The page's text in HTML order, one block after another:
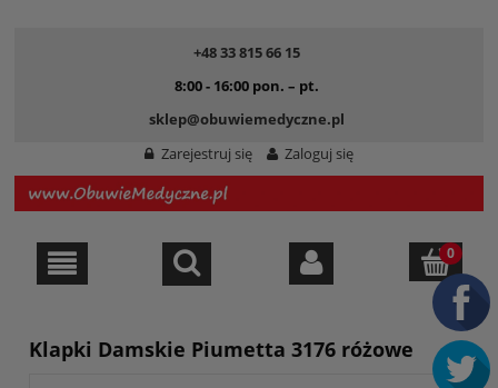
+48 33 815 66 15
8:00 - 16:00 pon. – pt.
sklep@obuwiemedyczne.pl
Zarejestruj się
Zaloguj się
Klapki Damskie Piumetta 3176 różowe